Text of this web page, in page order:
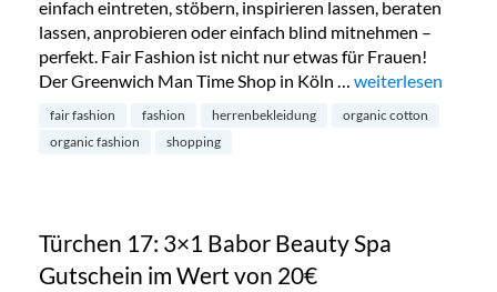
einfach eintreten, stöbern, inspirieren lassen, beraten
lassen, anprobieren oder einfach blind mitnehmen –
perfekt. Fair Fashion ist nicht nur etwas für Frauen!
Der Greenwich Man Time Shop in Köln … „Greenwich Man
weiterlesen
fair fashion fashion herrenbekleidung
organic cotton
organic fashion
shopping
Türchen 17: 3×1 Babor Beauty Spa
Gutschein im Wert von 20€